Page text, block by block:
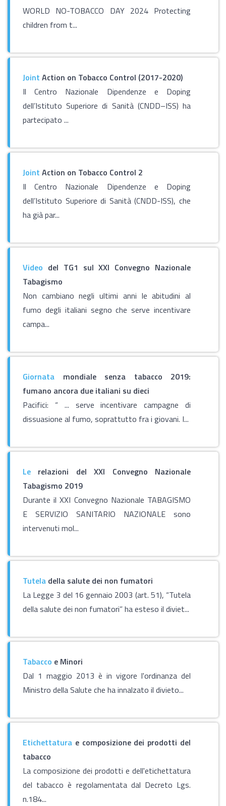
WORLD NO-TOBACCO DAY 2024 Protecting
children from t...
Joint Action on Tobacco Control (2017-2020)
Il Centro Nazionale Dipendenze e Doping
dell’Istituto Superiore di Sanità (CNDD–ISS) ha
partecipato ...
Joint Action on Tobacco Control 2
Il Centro Nazionale Dipendenze e Doping
dell’Istituto Superiore di Sanità (CNDD-ISS), che
ha già par...
Video del TG1 sul XXI Convegno Nazionale
Tabagismo
Non cambiano negli ultimi anni le abitudini al
fumo degli italiani segno che serve incentivare
campa...
Giornata mondiale senza tabacco 2019:
fumano ancora due italiani su dieci
Pacifici: “ ... serve incentivare campagne di
dissuasione al fumo, soprattutto fra i giovani. I...
Le relazioni del XXI Convegno Nazionale
Tabagismo 2019
Durante il XXI Convegno Nazionale TABAGISMO
E SERVIZIO SANITARIO NAZIONALE sono
intervenuti mol...
Tutela della salute dei non fumatori
La Legge 3 del 16 gennaio 2003 (art. 51), “Tutela
della salute dei non fumatori” ha esteso il diviet...
Tabacco e Minori
Dal 1 maggio 2013 è in vigore l'ordinanza del
Ministro della Salute che ha innalzato il divieto...
Etichettatura e composizione dei prodotti del
tabacco
La composizione dei prodotti e dell'etichettatura
del tabacco è regolamentata dal Decreto Lgs.
n.184...